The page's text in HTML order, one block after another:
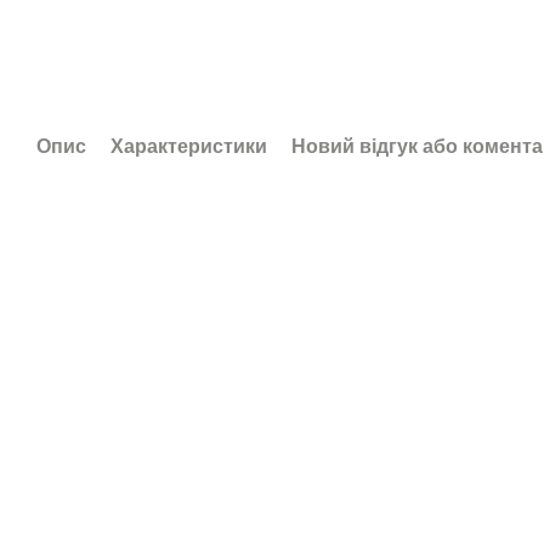
Опис Характеристики Новий відгук або